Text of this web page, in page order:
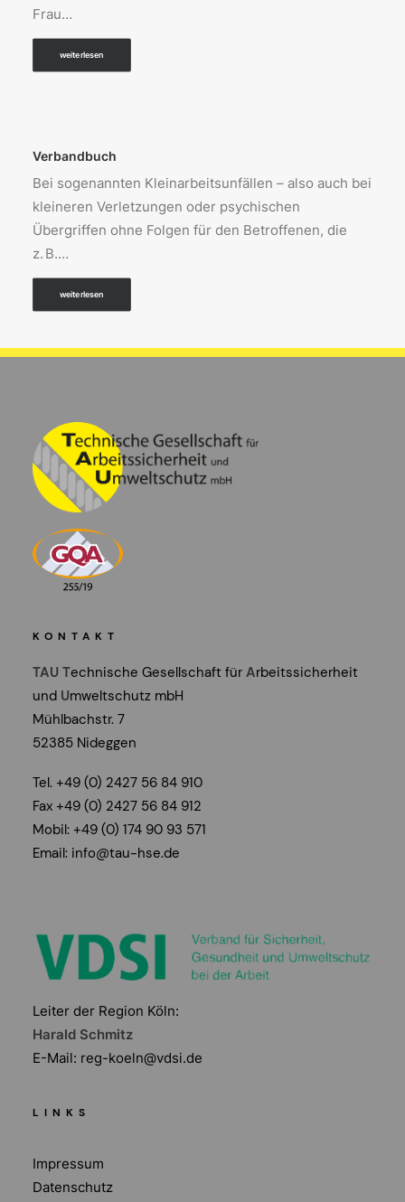
Frau…
weiterlesen
Verbandbuch
Bei sogenannten Kleinarbeitsunfällen – also auch bei
kleineren Verletzungen oder psychischen
Übergriffen ohne Folgen für den Betroffenen, die
z. B.…
weiterlesen
KONTAKT
TAU Technische Gesellschaft für Arbeitssicherheit
und Umweltschutz mbH
Mühlbachstr. 7
52385 Nideggen
Tel. +49 (0) 2427 56 84 910
Fax +49 (0) 2427 56 84 912
Mobil: +49 (0) 174 90 93 571
Email: info@tau-hse.de
Leiter der Region Köln:
Harald Schmitz
E-Mail: reg-koeln@vdsi.de
LINKS
Impressum
Datenschutz